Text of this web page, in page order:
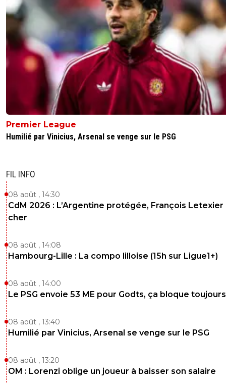
Premier League
Humilié par Vinicius, Arsenal se venge sur le PSG
FIL INFO
08 août , 14:30
CdM 2026 : L’Argentine protégée, François Letexier
cher
08 août , 14:08
Hambourg-Lille : La compo lilloise (15h sur Ligue1+)
08 août , 14:00
Le PSG envoie 53 ME pour Godts, ça bloque toujours
08 août , 13:40
Humilié par Vinicius, Arsenal se venge sur le PSG
08 août , 13:20
OM : Lorenzi oblige un joueur à baisser son salaire